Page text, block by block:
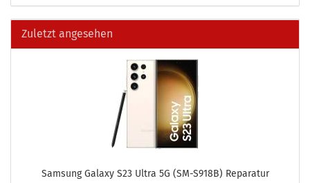
Zuletzt angesehen
Sam­sung Ga­la­xy S23 Ultra 5G (SM-​S918B) Re­pa­ra­tur